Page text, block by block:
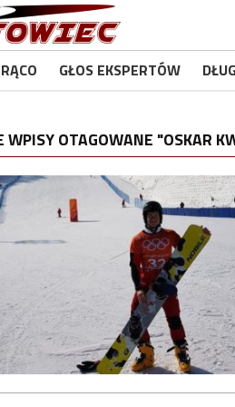
GŁOS EKSPERTÓW
WPISY OTAGOWANE "OSKAR